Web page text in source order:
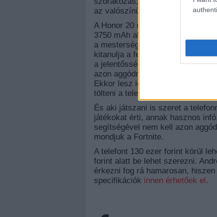
az valószínűleg kifejezetten
A Honor 20 másik nagy előnye a
3750 mAh akkumulátorának,
a mesterséges intelligenciát az
kitanulja a felhasználó
a jelentősségét majd a nyári
azon aggódni, hogy egy nap
Ekkor lesz igazán hasznos a
tölteni a telefont.
És aki játszani is szeret a
játékokat érti, annak hasznos
segítségével nem kell azon
mondjuk a Fortnite.
A telefont 130 ezer forint körül
forint alatt be lehet szerezni.
érkezni fog rá hamarosan,
specifikációk innen érhetőek el .